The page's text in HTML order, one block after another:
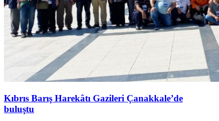
Kıbrıs Barış Harekâtı Gazileri Çanakkale’de
buluştu